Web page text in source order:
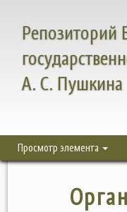
Репозиторий
А. С. Пушкина
Просмотр элемента